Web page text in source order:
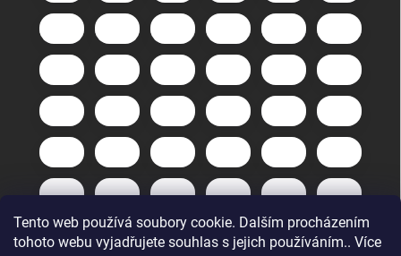
Tento web používá soubory cookie. Dalším procházením
tohoto webu vyjadřujete souhlas s jejich používáním.. Více